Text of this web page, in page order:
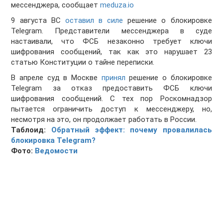
мессенджера, сообщаетmeduza.io
9 августа ВС оставил в силе решение о блокировке
Telegram. Представители мессенджера в суде
настаивали, что ФСБ незаконно требует ключи
шифрования сообщений, так как это нарушает 23
статью Конституции о тайне переписки.
В апреле суд в Москве принял решение о блокировке
Telegram за отказ предоставить ФСБ ключи
шифрования сообщений. С тех пор Роскомнадзор
пытается ограничить доступ к мессенджеру, но,
несмотря на это, он продолжает работать в России.
Таблоид: Обратный эффект: почему провалилась
блокировка Telegram?
Фото: Ведомости